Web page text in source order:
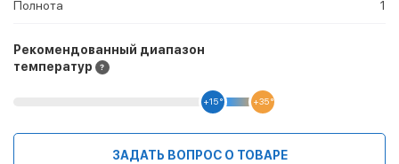
Полнота 1
Рекомендованный диапазон
температур
+15 ° +35 °
ЗАДАТЬ ВОПРОС О ТОВАРЕ